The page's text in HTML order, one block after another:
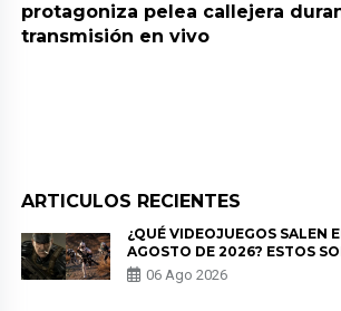
protagoniza pelea callejera
transmisión en vivo
ARTICULOS RECIENTES
¿QUÉ VIDEOJUEGOS SALEN
AGOSTO DE 2026? ESTOS
LOS ESTRENOS MÁS
06 Ago 2026